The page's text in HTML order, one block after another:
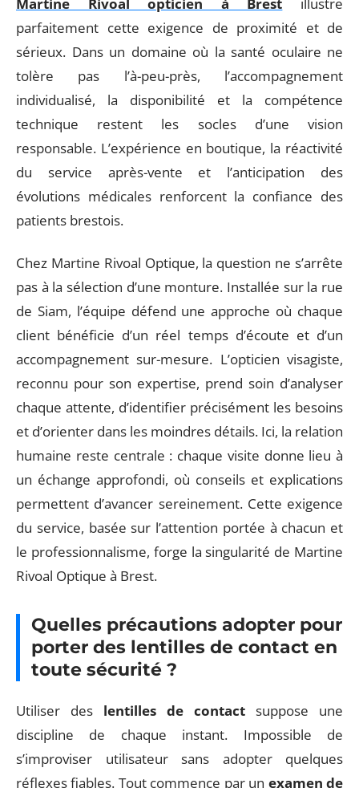
parfaitement cette exigence de proximité et de
sérieux. Dans un domaine où la santé oculaire ne
tolère pas l’à-peu-près, l’accompagnement
individualisé, la disponibilité et la compétence
technique restent les socles d’une vision
responsable. L’expérience en boutique, la réactivité
du service après-vente et l’anticipation des
évolutions médicales renforcent la confiance des
patients brestois.
Chez Martine Rivoal Optique, la question ne s’arrête
pas à la sélection d’une monture. Installée sur la rue
de Siam, l’équipe défend une approche où chaque
client bénéficie d’un réel temps d’écoute et d’un
accompagnement sur-mesure. L’opticien visagiste,
reconnu pour son expertise, prend soin d’analyser
chaque attente, d’identifier précisément les besoins
et d’orienter dans les moindres détails. Ici, la relation
humaine reste centrale : chaque visite donne lieu à
un échange approfondi, où conseils et explications
permettent d’avancer sereinement. Cette exigence
du service, basée sur l’attention portée à chacun et
le professionnalisme, forge la singularité de Martine
Rivoal Optique à Brest.
Quelles précautions adopter pour
porter des lentilles de contact en
toute sécurité ?
Utiliser des lentilles de contact suppose une
discipline de chaque instant. Impossible de
s’improviser utilisateur sans adopter quelques
réflexes fiables. Tout commence par un examen de